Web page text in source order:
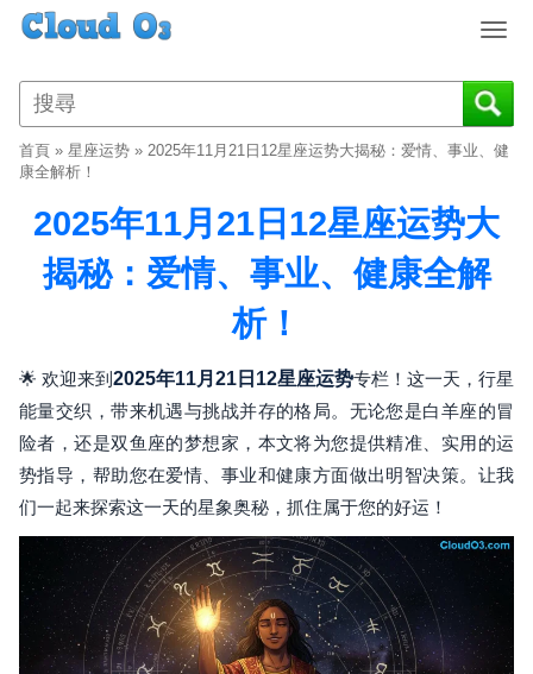
T
g
g
e
a
v
i
o
n
首頁 » 星座运势 » 2025年11月21日12星座运势大揭秘：爱情、事业、健
康全解析！
2025年11月21日12星座运势大
揭秘：爱情、事业、健康全解
析！
🌟 欢迎来到 2025年11月21日12星座运势专栏！这一天，行星
能量交织，带来机遇与挑战并存的格局。无论您是白羊座的冒
险者，还是双鱼座的梦想家，本文将为您提供精准、实用的运
势指导，帮助您在爱情、事业和健康方面做出明智决策。让我
们一起来探索这一天的星象奥秘，抓住属于您的好运！